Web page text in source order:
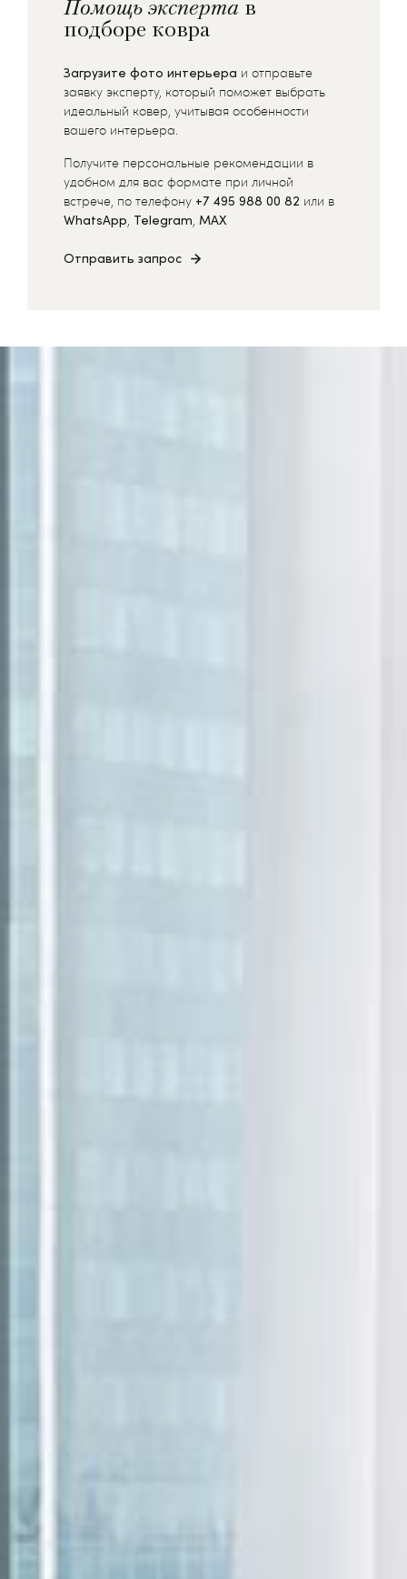
Помощь эксперта в
подборе ковра
Загрузите фото интерьера и отправьте
заявку эксперту, который поможет выбрать
идеальный ковер, учитывая особенности
вашего интерьера.
Получите персональные рекомендации в
удобном для вас формате при личной
встрече, по телефону +7 495 988 00 82 или в
WhatsApp, Telegram, MAX
Отправить запрос